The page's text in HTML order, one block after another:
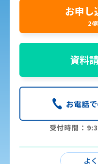
お申し
24
資料
お電話
受付時間：
よ